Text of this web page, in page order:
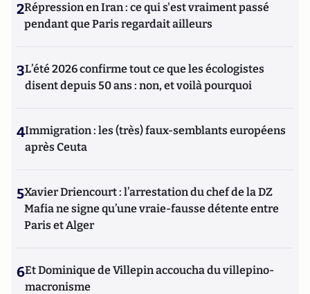
2Répression en Iran : ce qui s'est vraiment passé
pendant que Paris regardait ailleurs
3L’été 2026 confirme tout ce que les écologistes
disent depuis 50 ans : non, et voilà pourquoi
4Immigration : les (très) faux-semblants européens
après Ceuta
5Xavier Driencourt : l’arrestation du chef de la DZ
Mafia ne signe qu’une vraie-fausse détente entre
Paris et Alger
6Et Dominique de Villepin accoucha du villepino-
macronisme